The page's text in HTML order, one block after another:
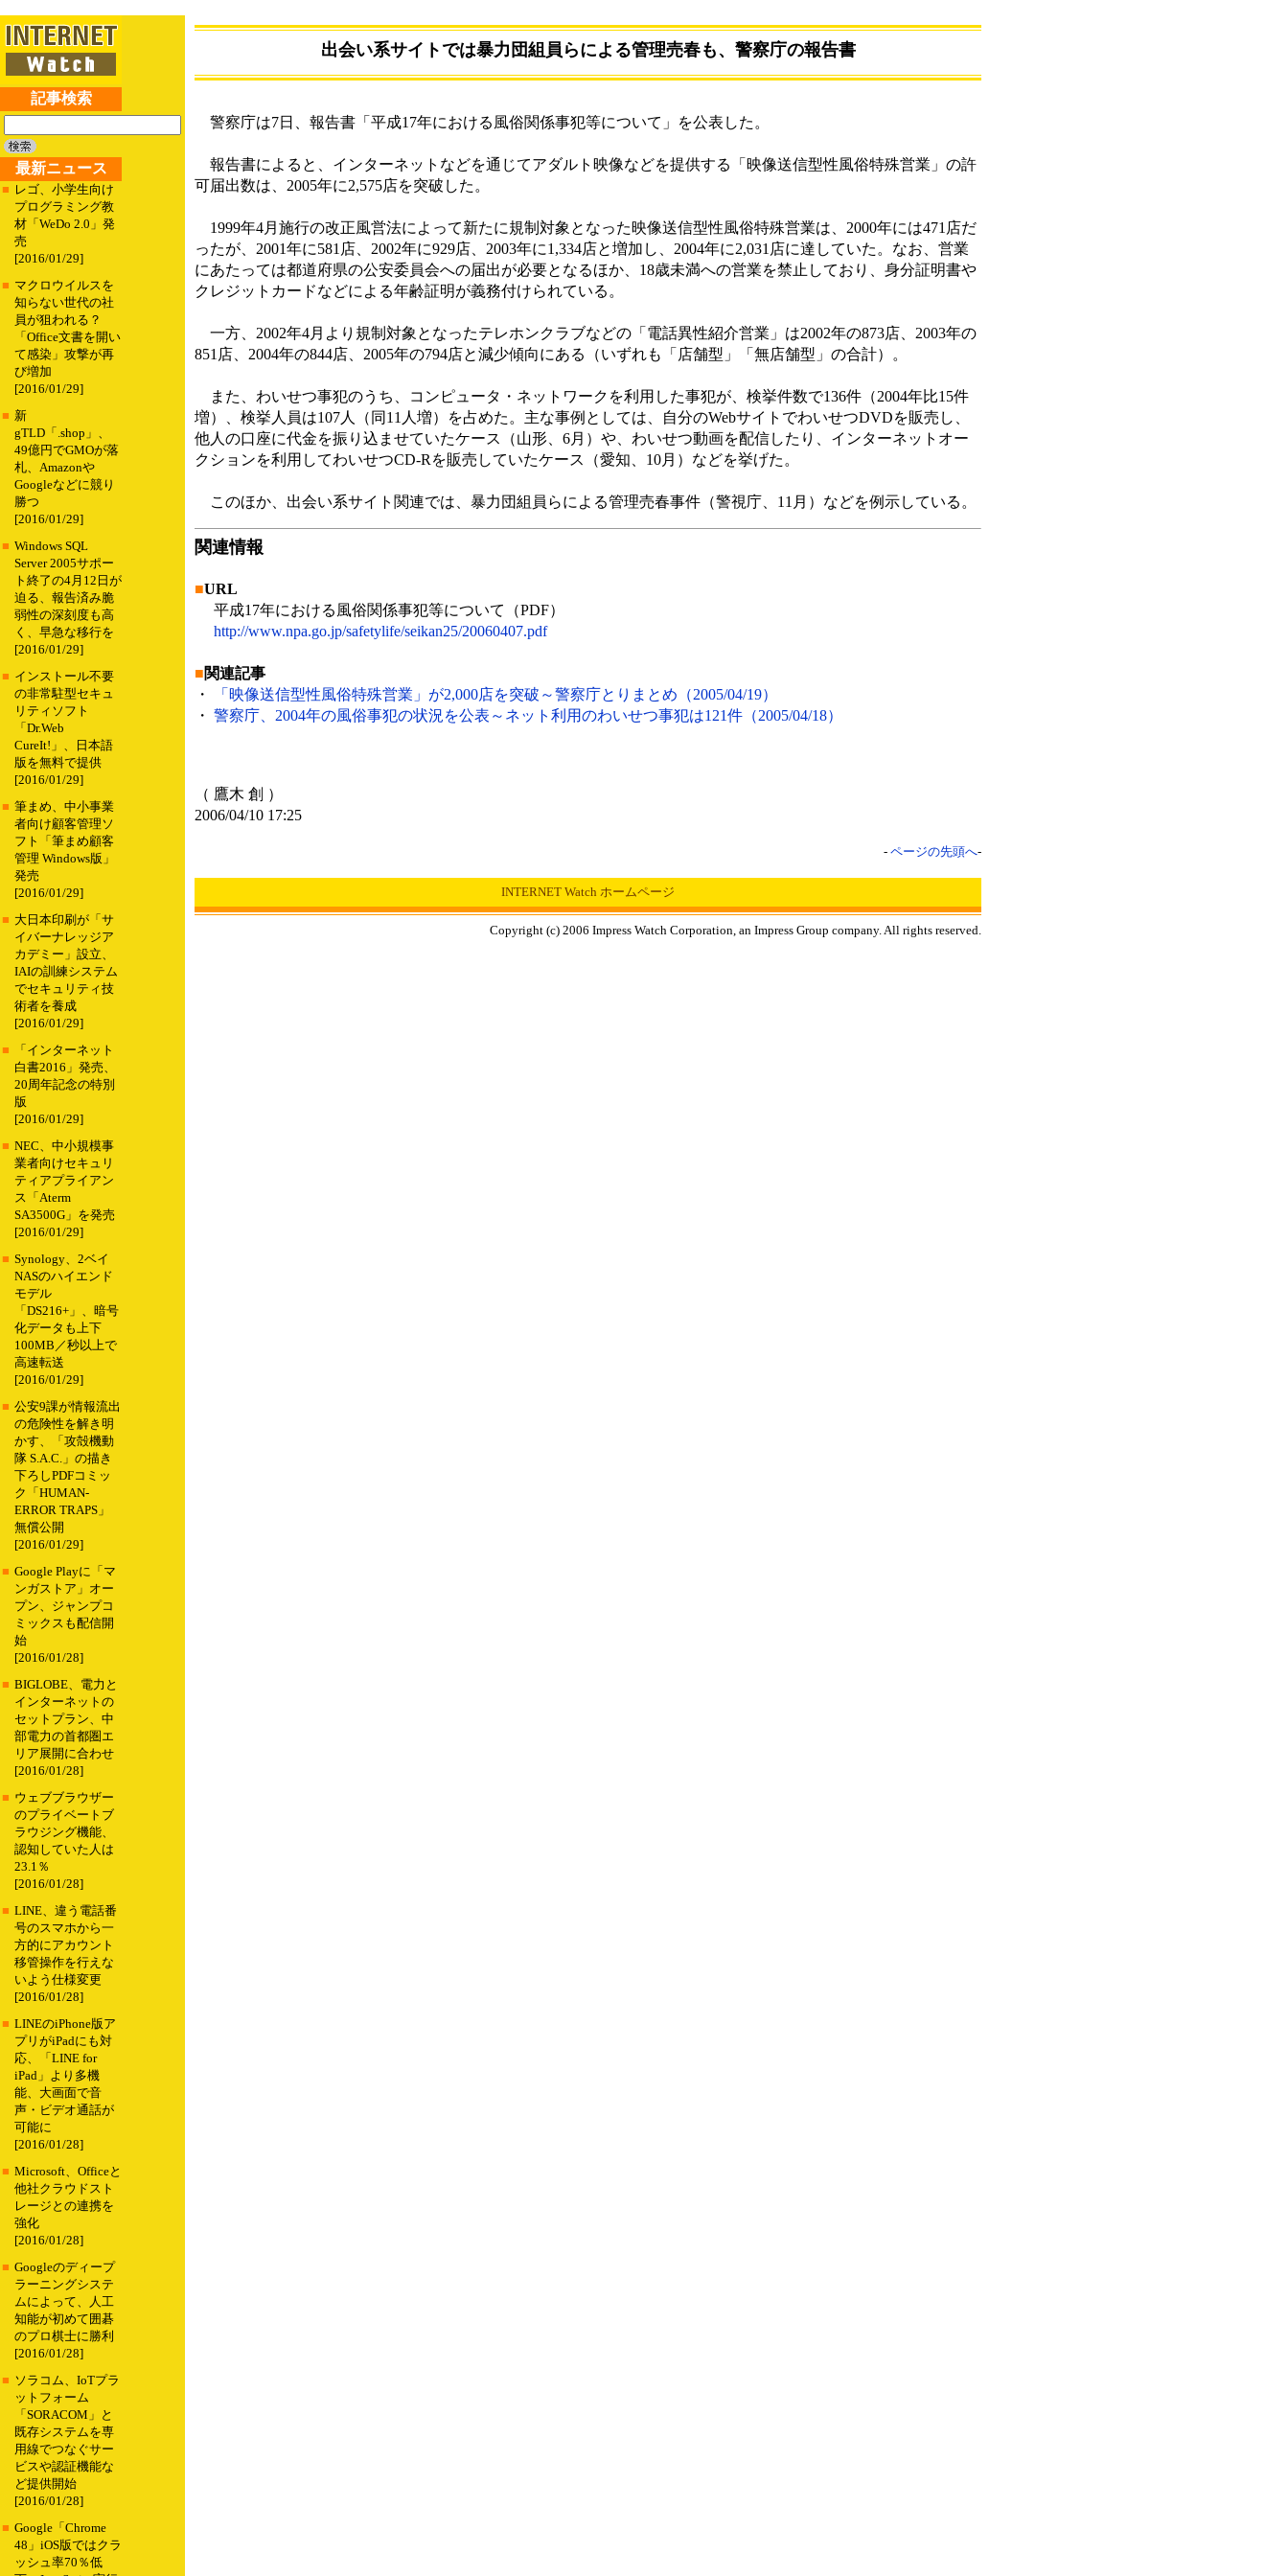
記事検索
最新ニュース
■ レゴ、小学生向け
プログラミング教
材「WeDo 2.0」発
売
[2016/01/29]
■ マクロウイルスを
知らない世代の社
員が狙われる？
「Office文書を開い
て感染」攻撃が再
び増加
[2016/01/29]
■ 新
gTLD「.shop」、
49億円でGMOが落
札、Amazonや
Googleなどに競り
勝つ
[2016/01/29]
■ Windows SQL
Server 2005サポー
ト終了の4月12日が
迫る、報告済み脆
弱性の深刻度も高
く、早急な移行を
[2016/01/29]
■ インストール不要
の非常駐型セキュ
リティソフト
「Dr.Web
CureIt!」、日本語
版を無料で提供
[2016/01/29]
■ 筆まめ、中小事業
者向け顧客管理ソ
フト「筆まめ顧客
管理 Windows版」
発売
[2016/01/29]
■ 大日本印刷が「サ
イバーナレッジア
カデミー」設立、
IAIの訓練システム
でセキュリティ技
術者を養成
[2016/01/29]
■
「インターネット
白書2016」発売、
20周年記念の特別
版
[2016/01/29]
■ NEC、中小規模事
業者向けセキュリ
ティアプライアン
ス「Aterm
SA3500G」を発売
[2016/01/29]
■ Synology、2ベイ
NASのハイエンド
モデル
「DS216+」、暗号
化データも上下
100MB／秒以上で
高速転送
[2016/01/29]
■ 公安9課が情報流出
の危険性を解き明
かす、「攻殻機動
隊 S.A.C.」の描き
下ろしPDFコミッ
ク「HUMAN-
ERROR TRAPS」
無償公開
[2016/01/29]
■ Google Playに「マ
ンガストア」オー
プン、ジャンプコ
ミックスも配信開
始
[2016/01/28]
■ BIGLOBE、電力と
インターネットの
セットプラン、中
部電力の首都圏エ
リア展開に合わせ
[2016/01/28]
■ ウェブブラウザー
のプライベートブ
ラウジング機能、
認知していた人は
23.1％
[2016/01/28]
■ LINE、違う電話番
号のスマホから一
方的にアカウント
移管操作を行えな
いよう仕様変更
[2016/01/28]
■ LINEのiPhone版ア
プリがiPadにも対
応、「LINE for
iPad」より多機
能、大画面で音
声・ビデオ通話が
可能に
[2016/01/28]
■ Microsoft、Officeと
他社クラウドスト
レージとの連携を
強化
[2016/01/28]
■ Googleのディープ
ラーニングシステ
ムによって、人工
知能が初めて囲碁
のプロ棋士に勝利
[2016/01/28]
■ ソラコム、IoTプラ
ットフォーム
「SORACOM」と
既存システムを専
用線でつなぐサー
ビスや認証機能な
ど提供開始
[2016/01/28]
■ Google「Chrome
48」iOS版ではクラ
ッシュ率70％低
出会い系サイトでは暴力団組員らによる管理売春も、警察庁の報告書
警察庁は7日、報告書「平成17年における風俗関係事犯等について」を公表した。
報告書によると、インターネットなどを通じてアダルト映像などを提供する「映像送信型性風俗特殊営業」の許
可届出数は、2005年に2,575店を突破した。
1999年4月施行の改正風営法によって新たに規制対象となった映像送信型性風俗特殊営業は、2000年には471店だ
ったが、2001年に581店、2002年に929店、2003年に1,334店と増加し、2004年に2,031店に達していた。なお、営業
にあたっては都道府県の公安委員会への届出が必要となるほか、18歳未満への営業を禁止しており、身分証明書や
クレジットカードなどによる年齢証明が義務付けられている。
一方、2002年4月より規制対象となったテレホンクラブなどの「電話異性紹介営業」は2002年の873店、2003年の
851店、2004年の844店、2005年の794店と減少傾向にある（いずれも「店舗型」「無店舗型」の合計）。
また、わいせつ事犯のうち、コンピュータ・ネットワークを利用した事犯が、検挙件数で136件（2004年比15件
増）、検挙人員は107人（同11人増）を占めた。主な事例としては、自分のWebサイトでわいせつDVDを販売し、
他人の口座に代金を振り込ませていたケース（山形、6月）や、わいせつ動画を配信したり、インターネットオー
クションを利用してわいせつCD-Rを販売していたケース（愛知、10月）などを挙げた。
このほか、出会い系サイト関連では、暴力団組員らによる管理売春事件（警視庁、11月）などを例示している。
関連情報
■URL
平成17年における風俗関係事犯等について（PDF）
http://www.npa.go.jp/safetylife/seikan25/20060407.pdf
■関連記事
・
「映像送信型性風俗特殊営業」が2,000店を突破～警察庁とりまとめ（2005/04/19）
・ 警察庁、2004年の風俗事犯の状況を公表～ネット利用のわいせつ事犯は121件（2005/04/18）
（ 鷹木 創 ）
2006/04/10 17:25
- ページの先頭へ-
INTERNET Watch ホームページ
Copyright (c) 2006 Impress Watch Corporation, an Impress Group company. All rights reserved.